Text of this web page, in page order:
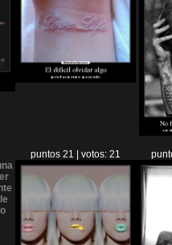
puntos 21 | votos: 21